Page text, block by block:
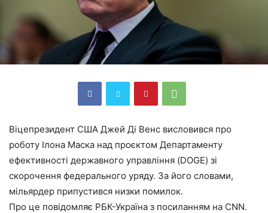
Віцепрезидент США Джей Ді Венс висловився про
роботу Ілона Маска над проєктом Департаменту
ефективності державного управління (DOGE) зі
скорочення федерального уряду. За його словами,
мільярдер припустився низки помилок.
Про це повідомляє РБК-Україна з посиланням на CNN.